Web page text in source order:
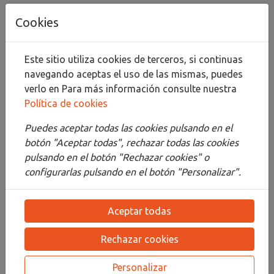
Detalles
Adjuntos
Opiniones
¡Este producto no tiene descripción!
RELACIONADOS
Cookies
Este sitio utiliza cookies de terceros, si continuas
navegando aceptas el uso de las mismas, puedes
verlo en Para más información consulte nuestra
Política de cookies
Puedes aceptar todas las cookies pulsando en el
botón "Aceptar todas", rechazar todas las cookies
pulsando en el botón "Rechazar cookies" o
configurarlas pulsando en el botón "Personalizar".
Aceptar todas
Rechazar cookies
Personalizar